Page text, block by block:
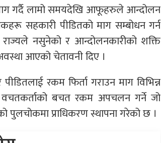
माग गर्दै लामो समयदेखि आफूहरुले आन्दोलन
सहकारी पीडितको माग सम्बोधन गर्न
नसुनेको र आन्दोलनकारीको शक्ति
आएको चेतावनी दिए ।
रकम फिर्ता गराउन माग विभिन्न
बचत रकम अपचलन गर्ने जो
पुलचोकमा प्राधिकरण स्थापना गरेको छ ।